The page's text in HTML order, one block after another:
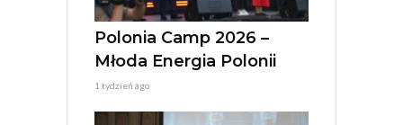
Polonia Camp 2026 –
Młoda Energia Polonii
1 tydzień ago